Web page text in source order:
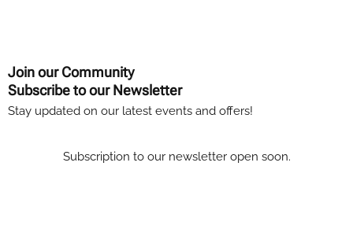
Join our Community
Subscribe to our Newsletter
Stay updated on our latest events and offers!
Subscription to our newsletter open soon.